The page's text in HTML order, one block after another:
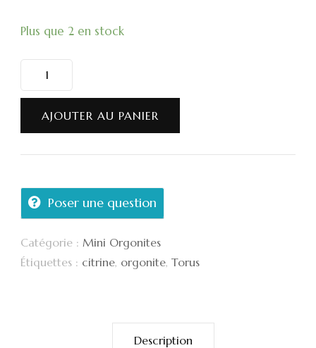
Plus que 2 en stock
quantité
de
Mini
orgonite
Torus
AJOUTER AU PANIER
Poser une question
Catégorie : Mini Orgonites
Étiquettes : citrine, orgonite, Torus
Description